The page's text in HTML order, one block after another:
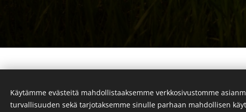
Käytämme evästeitä mahdollistaaksemme verkkosivustomme
turvallisuuden sekä tarjotaksemme sinulle parhaan mahdollisen